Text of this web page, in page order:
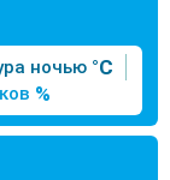
°C
%